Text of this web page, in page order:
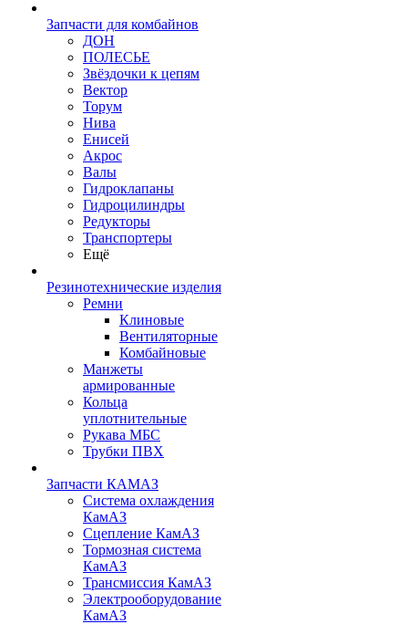
Запчасти для комбайнов
ДОН
ПОЛЕСЬЕ
Звёздочки к цепям
Вектор
Торум
Нива
Енисей
Акрос
Валы
Гидроклапаны
Гидроцилиндры
Редукторы
Транспортеры
Ещё
Резинотехнические изделия
Ремни
Клиновые
Вентиляторные
Комбайновые
Манжеты
армированные
Кольца
уплотнительные
Рукава МБС
Трубки ПВХ
Запчасти КАМАЗ
Система охлаждения
КамАЗ
Сцепление КамАЗ
Тормозная система
КамАЗ
Трансмиссия КамАЗ
Электрооборудование
КамАЗ